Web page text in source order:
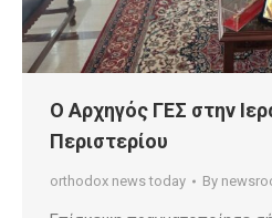
Ο Αρχηγός ΓΕΣ στην
Περιστερίου
orthodox news today By